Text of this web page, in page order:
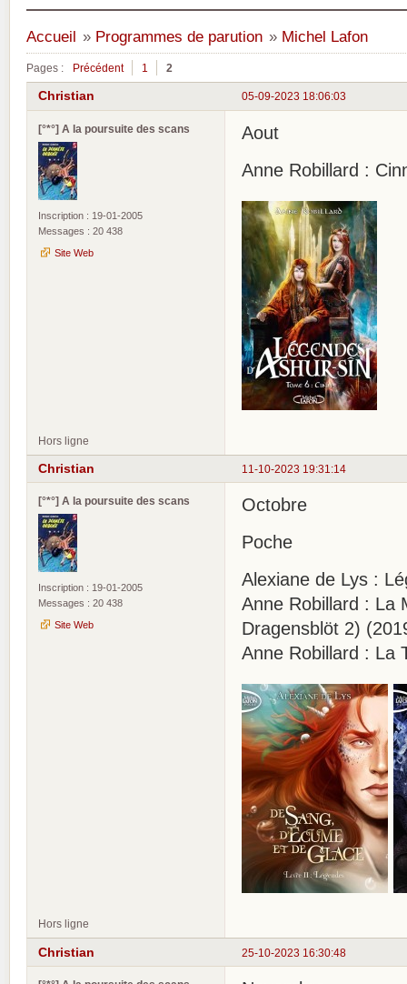
Accueil » Programmes de parution » Michel Lafon
Pages : Précédent 1 2
05-09-2023 18:06:03
Christian
[°*°] A la poursuite des scans
Inscription : 19-01-2005
Messages : 20 438
Site Web
Aout
Anne Robillard :
Hors ligne
11-10-2023 19:31:14
Christian
[°*°] A la poursuite des scans
Inscription : 19-01-2005
Messages : 20 438
Site Web
Octobre
Poche
Alexiane de Lys :
Anne Robillard : La
Dragensblöt 2)
Anne Robillard : La
Hors ligne
25-10-2023 16:30:48
Christian